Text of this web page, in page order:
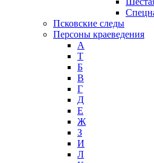
Псковские следы
Персоны краеведения
А
T
Б
В
Г
Д
Е
Ж
З
И
Л